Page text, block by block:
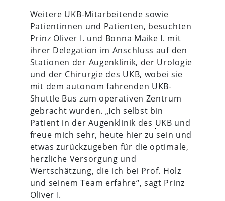
Weitere UKB-Mitarbeitende sowie
Patientinnen und Patienten, besuchten
Prinz Oliver I. und Bonna Maike I. mit
ihrer Delegation im Anschluss auf den
Stationen der Augenklinik, der Urologie
und der Chirurgie des UKB, wobei sie
mit dem autonom fahrenden UKB-
Shuttle Bus zum operativen Zentrum
gebracht wurden. „Ich selbst bin
Patient in der Augenklinik des UKB und
freue mich sehr, heute hier zu sein und
etwas zurückzugeben für die optimale,
herzliche Versorgung und
Wertschätzung, die ich bei Prof. Holz
und seinem Team erfahre“, sagt Prinz
Oliver I.